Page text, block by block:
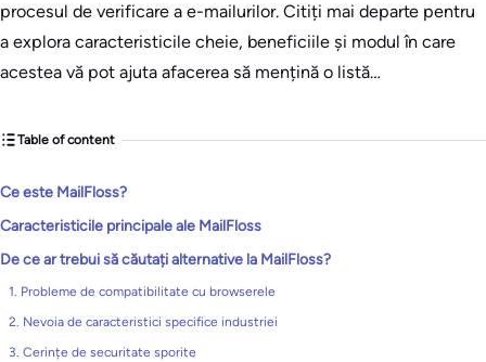
procesul de verificare a e-mailurilor. Citiți mai departe pentru
a explora caracteristicile cheie, beneficiile și modul în care
acestea vă pot ajuta afacerea să mențină o listă…
Table of content
Ce este MailFloss?
Caracteristicile principale ale MailFloss
De ce ar trebui să căutați alternative la MailFloss?
1. Probleme de compatibilitate cu browserele
2. Nevoia de caracteristici specifice industriei
3. Cerințe de securitate sporite